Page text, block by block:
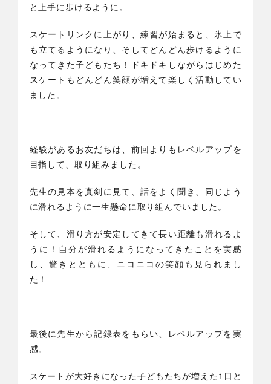
と上手に歩けるように。
スケートリンクに上がり、練習が始まると、氷上で
も立てるようになり、そしてどんどん歩けるように
なってきた子どもたち！ドキドキしながらはじめた
スケートもどんどん笑顔が増えて楽しく活動してい
ました。
経験があるお友だちは、前回よりもレベルアップを
目指して、取り組みました。
先生の見本を真剣に見て、話をよく聞き、同じよう
に滑れるように一生懸命に取り組んでいました。
そして、滑り方が安定してきて長い距離も滑れるよ
うに！自分が滑れるようになってきたことを実感
し、驚きとともに、ニコニコの笑顔も見られまし
た！
最後に先生から記録表をもらい、レベルアップを実
感。
スケートが大好きになった子どもたちが増えた1日と